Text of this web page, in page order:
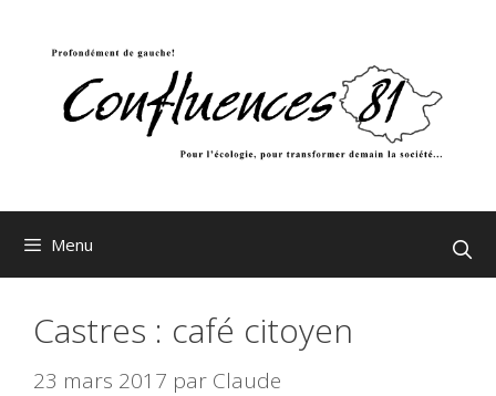
Menu
Castres : café citoyen
23 mars 2017 par Claude